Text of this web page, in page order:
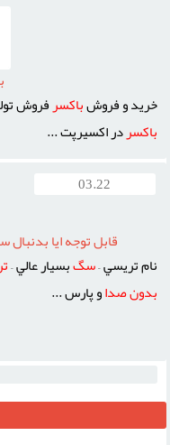
خريد و فروشباکسرفروش
باکسردر اکسيرپت ...
03.22
قابل توجه ايا
نام تريسي –سگبسيار عالي –
بدونصداو پارس ...